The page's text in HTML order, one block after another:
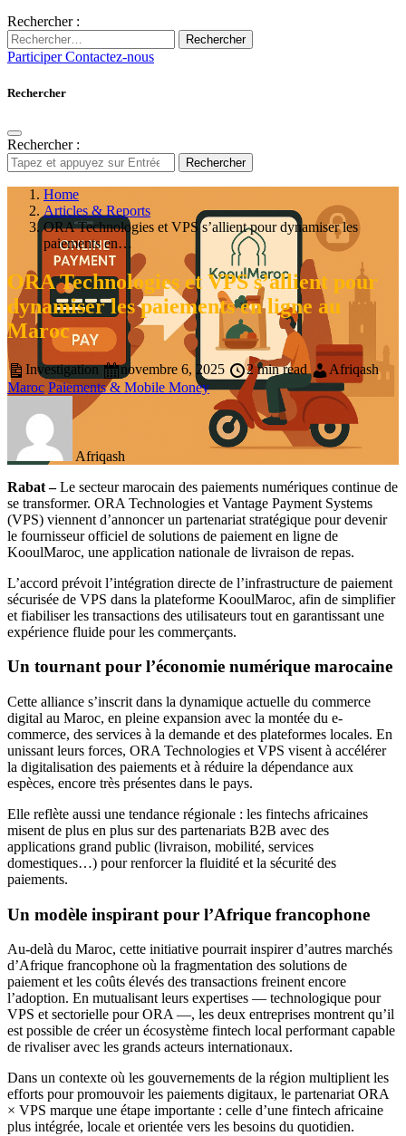
Rechercher :
Rechercher
ParticiperContactez-nous
Rechercher
Rechercher :
Rechercher
Home
Articles & Reports
ORA Technologies et VPS s’allient pour dynamiser les
paiements en…
ORA Technologies et VPS s’allient pour
dynamiser les paiements en ligne au
Maroc
Investigation novembre 6, 2025 2 min read
Afriqash
Maroc Paiements & Mobile Money
Afriqash
Rabat –Le secteur marocain des paiements numériques continue de
se transformer. ORA Technologies et Vantage Payment Systems
(VPS) viennent d’annoncer un partenariat stratégique pour devenir
le fournisseur officiel de solutions de paiement en ligne de
KooulMaroc, une application nationale de livraison de repas.
L’accord prévoit l’intégration directe de l’infrastructure de paiement
sécurisée de VPS dans la plateforme KooulMaroc, afin de simplifier
et fiabiliser les transactions des utilisateurs tout en garantissant une
expérience fluide pour les commerçants.
Un tournant pour l’économie numérique marocaine
Cette alliance s’inscrit dans la dynamique actuelle du commerce
digital au Maroc, en pleine expansion avec la montée du e-
commerce, des services à la demande et des plateformes locales. En
unissant leurs forces, ORA Technologies et VPS visent à accélérer
la digitalisation des paiements et à réduire la dépendance aux
espèces, encore très présentes dans le pays.
Elle reflète aussi une tendance régionale : les fintechs africaines
misent de plus en plus sur des partenariats B2B avec des
applications grand public (livraison, mobilité, services
domestiques…) pour renforcer la fluidité et la sécurité des
paiements.
Un modèle inspirant pour l’Afrique francophone
Au-delà du Maroc, cette initiative pourrait inspirer d’autres marchés
d’Afrique francophone où la fragmentation des solutions de
paiement et les coûts élevés des transactions freinent encore
l’adoption. En mutualisant leurs expertises — technologique pour
VPS et sectorielle pour ORA —, les deux entreprises montrent qu’il
est possible de créer un écosystème fintech local performant capable
de rivaliser avec les grands acteurs internationaux.
Dans un contexte où les gouvernements de la région multiplient les
efforts pour promouvoir les paiements digitaux, le partenariat ORA
× VPS marque une étape importante : celle d’une fintech africaine
plus intégrée, locale et orientée vers les besoins du quotidien.